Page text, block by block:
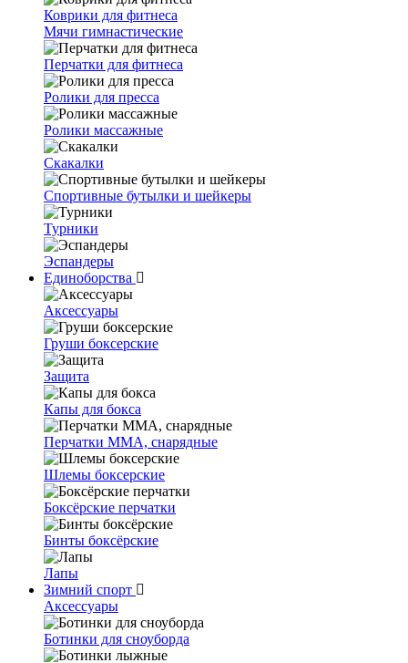
Коврики для фитнеса
Мячи гимнастические
Перчатки для фитнеса
Ролики для пресса
Ролики массажные
Скакалки
Спортивные бутылки и шейкеры
Турники
Эспандеры
Единоборства
Аксессуары
Груши боксерские
Защита
Капы для бокса
Перчатки ММА, снарядные
Шлемы боксерские
Боксёрские перчатки
Бинты боксёрские
Лапы
Зимний спорт
Аксессуары
Ботинки для сноуборда